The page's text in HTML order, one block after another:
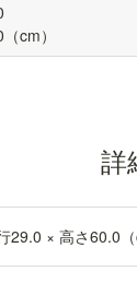
使うことで、全
cm）
詳
29.0 × 高さ60.0（